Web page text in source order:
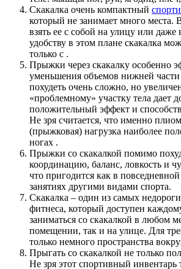
Скакалка очень компактный
который не занимает много места.
взять ее с собой на улицу или
удобству в этом плане скакалка
только с .
Прыжки через скакалку особенно
уменьшения объемов нижней части
похудеть очень сложно, но
«проблемному» участку тела дает
положительный эффект и
Не зря считается, что именно
(прыжковая) нагрузка наиболее
ногах .
Прыжки со скакалкой помимо
координацию, баланс, ловкость и
что пригодится как в
занятиях другими видами спорта.
Скакалка – один из самых
фитнеса, который доступен
заниматься со скакалкой в любом
помещении, так и на улице. Для
только немного пространства
Прыгать со скакалкой не только
Не зря этот спортивный инвентарь